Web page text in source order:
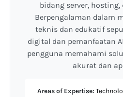
bidang server, hosting,
Berpengalaman dalam
teknis dan edukatif
digital dan pemanfaatan
pengguna memahami
akurat dan
Areas of Expertise: